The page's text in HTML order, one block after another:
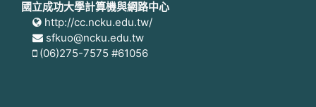
國立成功大學計算機與網路中心
http://cc.ncku.edu.tw/
sfkuo@ncku.edu.tw
(06)275-7575 #61056